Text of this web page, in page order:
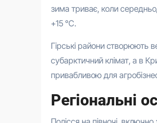
зима триває, коли
+15 °C.
Гірські райони створюють
субарктичний клімат, а в
привабливою для
Регіональні